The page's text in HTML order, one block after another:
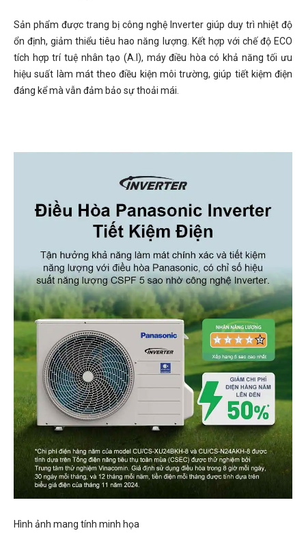
Sản phẩm được trang bị công nghệ Inverter giúp duy trì nhiệt độ
ổn định, giảm thiểu tiêu hao năng lượng. Kết hợp với chế độ ECO
tích hợp trí tuệ nhân tạo (A.I), máy điều hòa có khả năng tối ưu
hiệu suất làm mát theo điều kiện môi trường, giúp tiết kiệm điện
đáng kể mà vẫn đảm bảo sự thoải mái.
Hình ảnh mang tính minh họa